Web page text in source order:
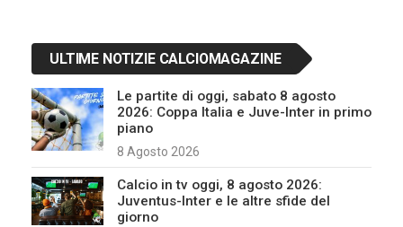
ULTIME NOTIZIE CALCIOMAGAZINE
Le partite di oggi, sabato 8 agosto
2026: Coppa Italia e Juve-Inter in primo
piano
8 Agosto 2026
Calcio in tv oggi, 8 agosto 2026:
Juventus-Inter e le altre sfide del
giorno